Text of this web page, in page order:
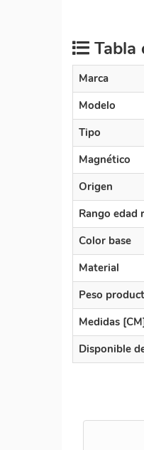
Tabla
Marca
Modelo
Tipo
Magnético
Origen
Rango edad
Color base
Material
Peso
Medidas
Disponible